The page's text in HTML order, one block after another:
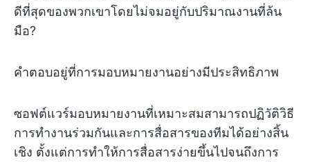
ดีที่สุดของพวกเขาโดยไม่จมอยู่กับปริมาณงานที่ล้น
มือ?
คำตอบอยู่ที่การมอบหมายงานอย่างมีประสิทธิภาพ
ซอฟต์แวร์มอบหมายงานที่เหมาะสมสามารถปฏิวัติวิธี
การทำงานร่วมกันและการสื่อสารของทีมได้อย่างสิ้น
เชิง ตั้งแต่การทำให้การสื่อสารง่ายขึ้นไปจนถึงการ